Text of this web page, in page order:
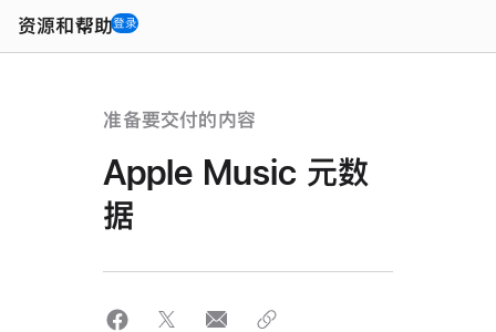
资源和帮助
Menu
登录
准备要交付的内容
Apple Music 元数
据